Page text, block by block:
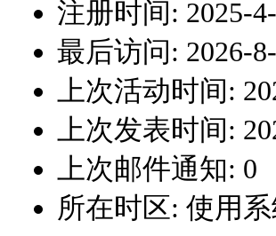
注册时间: 2025-
最后访问: 2026-
上次活动时间:
上次发表时间:
上次邮件通知: 0
所在时区: 使用